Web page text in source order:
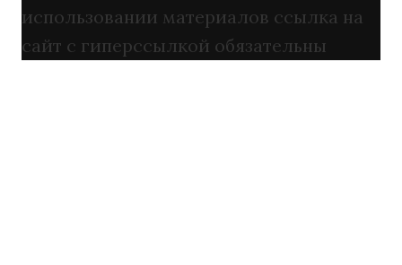
использовании материалов ссылка на
сайт с гиперссылкой обязательны